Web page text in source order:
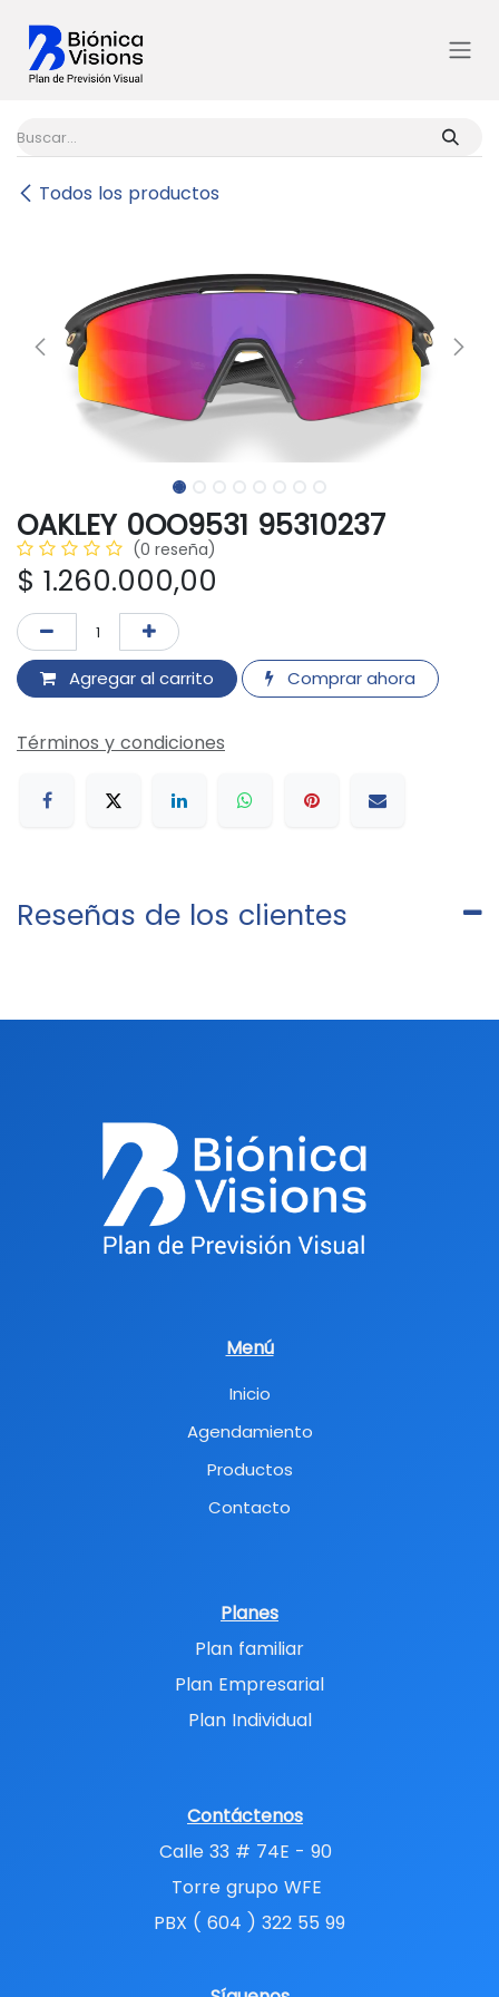
Todos los productos
OAKLEY 0OO9531 95310237
(0 reseña)
$ 1.260.000,00
Agregar al carrito Comprar ahora
Términos y condiciones
Reseñas de los clientes
Menú
Inicio
Agendamiento
Productos
Contacto
Planes
Plan familiar
Plan Empresarial
Plan Individual
Contáctenos
Calle 33 # 74E - 90
Torre grupo WFE
PBX ( 604 ) 322 55 99